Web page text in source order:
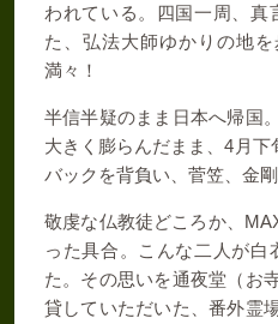
われている。四国一周、
た、弘法大師ゆかりの地
満々！
半信半疑のまま日本へ帰国
大きく膨らんだまま、4 月
バックを背負い、菅笠、金
敬虔な仏教徒どころか、
った具合。こんな二人が
た。その思いを通夜堂（お
貸していただいた、番外霊